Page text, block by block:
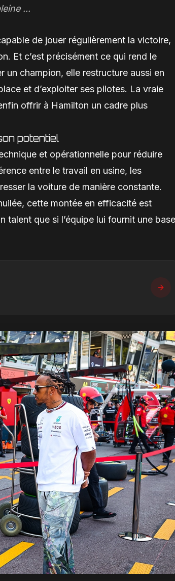
...
de jouer régulièrement la victoire,
Et c’est précisément ce qui rend le
un champion, elle restructure aussi en
et d’exploiter ses pilotes. La vraie
offrir à Hamilton un cadre plus
potentiel
et opérationnelle pour réduire
entre le travail en usine, les
la voiture de manière constante.
cette montée en efficacité est
talent que si l’équipe lui fournit une base